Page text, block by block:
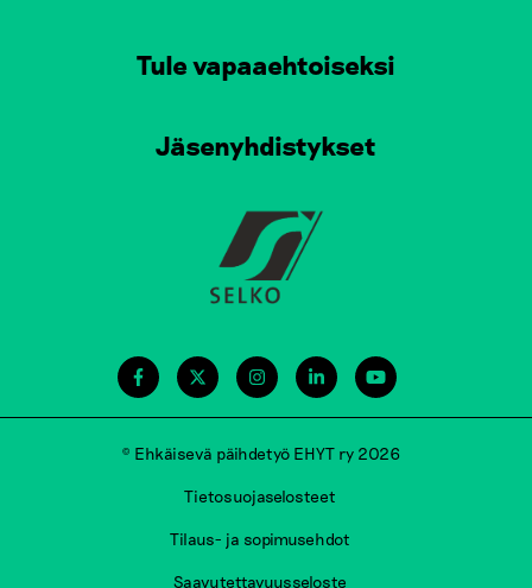
Tule vapaaehtoiseksi
Jäsenyhdistykset
© Ehkäisevä päihdetyö EHYT ry 2026
Tietosuojaselosteet
Tilaus- ja sopimusehdot
Saavutettavuusseloste